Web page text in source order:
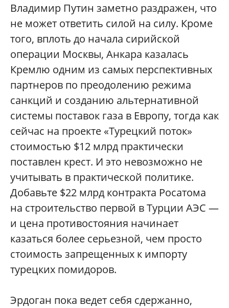
Владимир Путин заметно раздражен, что
не может ответить силой на силу. Кроме
того, вплоть до начала сирийской
операции Москвы, Анкара казалась
Кремлю одним из самых перспективных
партнеров по преодолению режима
санкций и созданию альтернативной
системы поставок газа в Европу, тогда как
сейчас на проекте «Турецкий поток»
стоимостью $12 млрд практически
поставлен крест. И это невозможно не
учитывать в практической политике.
Добавьте $22 млрд контракта Росатома
на строительство первой в Турции АЭС —
и цена противостояния начинает
казаться более серьезной, чем просто
стоимость запрещенных к импорту
турецких помидоров.
Эрдоган пока ведет себя сдержанно,